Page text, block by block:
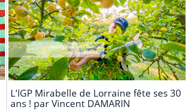
L'IGP Mirabelle de Lorraine fête ses 30
ans ! par Vincent DAMARIN